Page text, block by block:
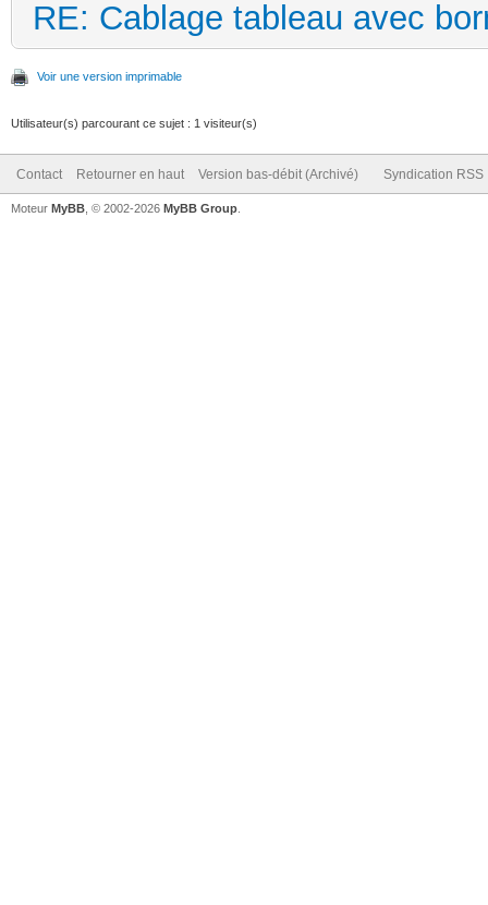
RE: Cablage tableau avec
Voir une version imprimable
Utilisateur(s) parcourant ce sujet : 1 visiteur(s)
Contact Retourner en haut Version bas-débit (Archivé) Syndication RSS
Moteur MyBB , © 2002-2026 MyBB Group